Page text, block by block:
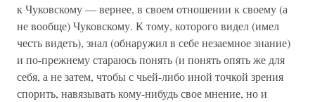
к Чуковскому — вернее, в своем отношении к своему (а
не вообще) Чуковскому. К тому, которого видел (имел
честь видеть), знал (обнаружил в себе незаемное знание)
и по-прежнему стараюсь понять (и понять опять же для
себя, а не затем, чтобы с чьей-либо иной точкой зрения
спорить, навязывать кому-нибудь свое мнение, но и